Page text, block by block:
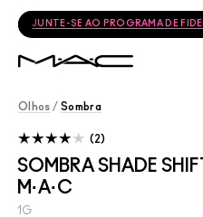
JUNTE-SE AO PROGRAMA DE
Olhos / Sombra
SOMBRA SHADE
M·A·C
1G
2